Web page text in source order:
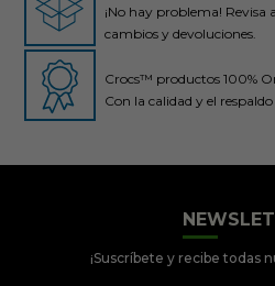
¡No hay problema! Revisa
cambios y devoluciones.
Crocs™ productos 100%
Con la calidad y el
¡Suscríbete y recibe todas